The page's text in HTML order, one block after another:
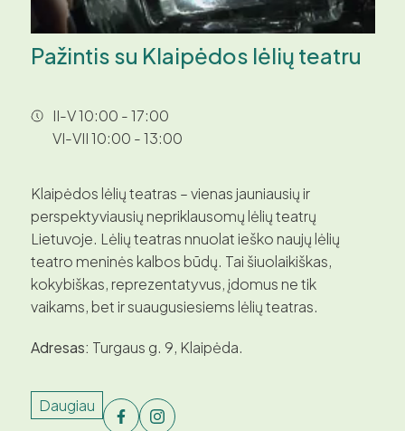
Pažintis su Klaipėdos lėlių teatru
II-V 10:00 - 17:00
VI-VII 10:00 - 13:00
Klaipėdos lėlių teatras – vienas jauniausių ir
perspektyviausių nepriklausomų lėlių teatrų
Lietuvoje. Lėlių teatras nnuolat ieško naujų lėlių
teatro meninės kalbos būdų. Tai šiuolaikiškas,
kokybiškas, reprezentatyvus, įdomus ne tik
vaikams, bet ir suaugusiesiems lėlių teatras.
Adresas: Turgaus g. 9, Klaipėda.
Daugiau